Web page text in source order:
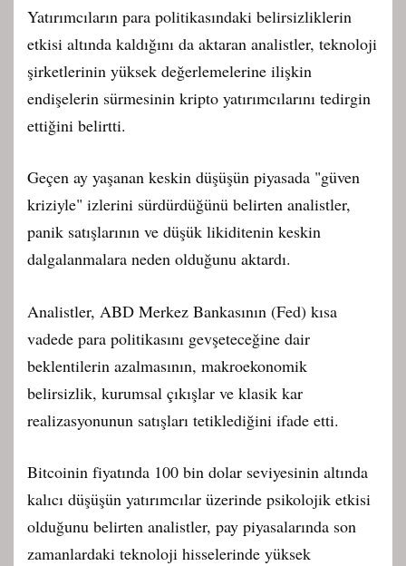
Yatırımcıların para politikasındaki belirsizliklerin
etkisi altında kaldığını da aktaran analistler, teknoloji
şirketlerinin yüksek değerlemelerine ilişkin
endişelerin sürmesinin kripto yatırımcılarını tedirgin
ettiğini belirtti.
Geçen ay yaşanan keskin düşüşün piyasada "güven
kriziyle" izlerini sürdürdüğünü belirten analistler,
panik satışlarının ve düşük likiditenin keskin
dalgalanmalara neden olduğunu aktardı.
Analistler, ABD Merkez Bankasının (Fed) kısa
vadede para politikasını gevşeteceğine dair
beklentilerin azalmasının, makroekonomik
belirsizlik, kurumsal çıkışlar ve klasik kar
realizasyonunun satışları tetiklediğini ifade etti.
Bitcoinin fiyatında 100 bin dolar seviyesinin altında
kalıcı düşüşün yatırımcılar üzerinde psikolojik etkisi
olduğunu belirten analistler, pay piyasalarında son
zamanlardaki teknoloji hisselerinde yüksek